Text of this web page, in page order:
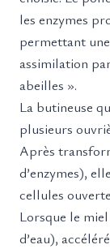
les enzymes
permettant
assimilation
abeilles ».
La butineuse
plusieurs
Après
d’enzymes),
cellules
Lorsque le
d’eau),